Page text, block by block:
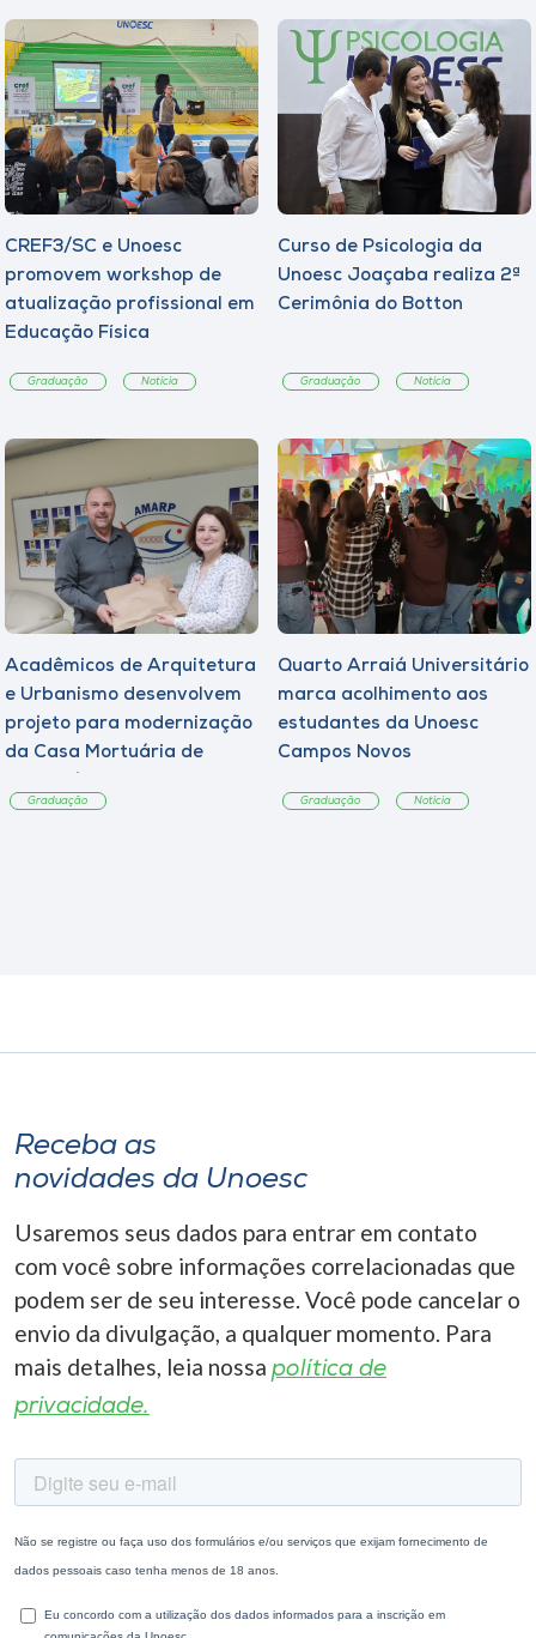
CREF3/SC e Unoesc
promovem workshop de
atualização profissional em
Educação Física
Graduação Notícia
Curso de Psicologia da
Unoesc Joaçaba realiza 2ª
Cerimônia do Botton
Graduação Notícia
Acadêmicos de Arquitetura
e Urbanismo desenvolvem
projeto para modernização
da Casa Mortuária de
Graduação
Quarto Arraiá Universitário
marca acolhimento aos
estudantes da Unoesc
Campos Novos
Graduação Notícia
Receba as
novidades da Unoesc
Usaremos seus dados para entrar em contato
com você sobre informações correlacionadas que
podem ser de seu interesse. Você pode cancelar o
envio da divulgação, a qualquer momento. Para
mais detalhes, leia nossa política de
privacidade.